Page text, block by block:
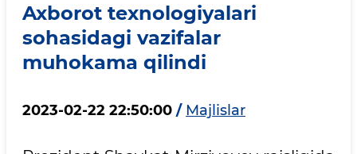
Axborot texnologiyalari
sohasidagi vazifalar
muhokama qilindi
2023-02-22 22:50:00 / Majlislar